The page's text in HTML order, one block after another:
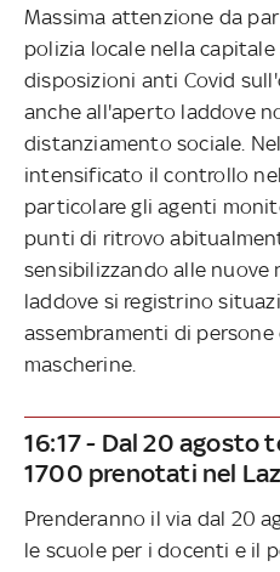
Massima attenzione da
polizia locale nella
disposizioni anti Covid
anche all'aperto laddove
distanziamento sociale.
intensificato il controllo
particolare gli agenti
punti di ritrovo
sensibilizzando alle nuove
laddove si registrino
assembramenti di
mascherine.
16:17 - Dal 20 agosto
1700 prenotati nel
Prenderanno il via dal 20
le scuole per i docenti e il